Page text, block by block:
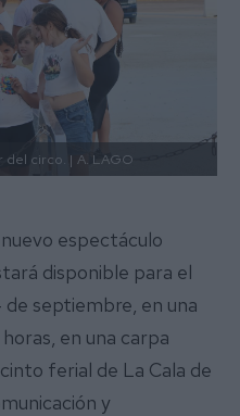
del circo. | A. LAGO
espectáculo
disponible para el
septiembre, en una
en una carpa
ferial de La Cala de
y